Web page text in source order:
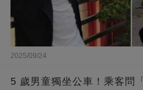
2025/09/24
5 歲男童獨坐公車！乘客問